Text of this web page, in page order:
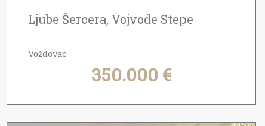
Ljube Šercera, Vojvode Stepe
Voždovac
350.000 €